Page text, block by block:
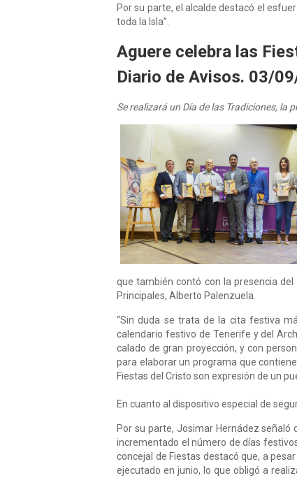
Por su parte, el alcalde destacó el
toda la Isla”.
Aguere celebra las
Diario de Avisos. 03/
Se realizará un Día de las Tradiciones, la
que también contó con la presencia
Principales, Alberto Palenzuela.
“Sin duda se trata de la cita festiva
calendario festivo de Tenerife y del
calado de gran proyección, y con
para elaborar un programa que
Fiestas del Cristo son expresión de un
En cuanto al dispositivo especial de
Por su parte, Josimar Hernádez
incrementado el número de días
concejal de Fiestas destacó que, a
ejecutado en junio, lo que obligó a